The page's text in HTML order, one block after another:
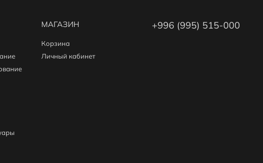
МАГАЗИН
Корзина
Личный кабинет
+996 (995) 515-000